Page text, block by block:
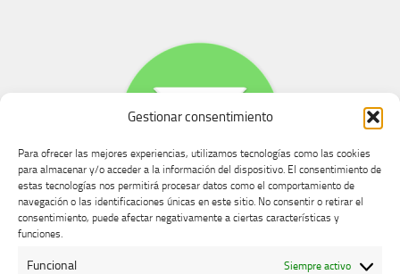
Gestionar consentimiento
Para ofrecer las mejores experiencias, utilizamos tecnologías como las cookies
para almacenar y/o acceder a la información del dispositivo. El consentimiento de
estas tecnologías nos permitirá procesar datos como el comportamiento de
navegación o las identificaciones únicas en este sitio. No consentir o retirar el
consentimiento, puede afectar negativamente a ciertas características y
funciones.
Funcional Siempre activo
Buzón de dudas, quejas y sugerencias